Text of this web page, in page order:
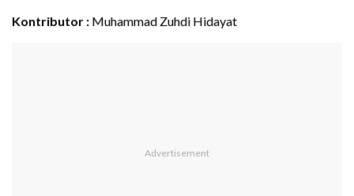
Kontributor : Muhammad Zuhdi Hidayat